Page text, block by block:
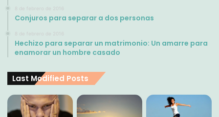
8 de febrero de 2016
Conjuros para separar a dos personas
8 de febrero de 2016
Hechizo para separar un matrimonio: Un amarre para
enamorar un hombre casado
Last Modified Posts